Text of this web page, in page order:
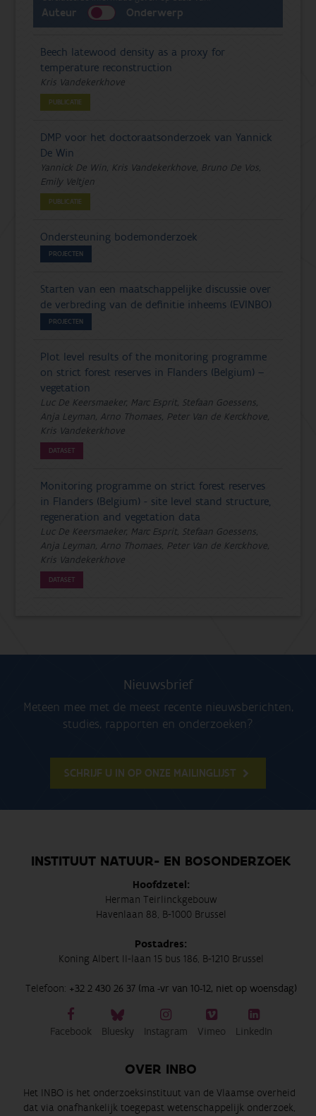
Auteur Onderwerp
Beech latewood density as a proxy for
temperature reconstruction
Kris Vandekerkhove
PUBLICATIE
DMP voor het doctoraatsonderzoek van Yannick
De Win
Yannick De Win, Kris Vandekerkhove, Bruno De Vos,
Emily Veltjen
PUBLICATIE
Ondersteuning bodemonderzoek
PROJECTEN
Starten van een maatschappelijke discussie over
de verbreding van de definitie inheems (EVINBO)
PROJECTEN
Plot level results of the monitoring programme
on strict forest reserves in Flanders (Belgium) –
vegetation
Luc De Keersmaeker, Marc Esprit, Stefaan Goessens,
Anja Leyman, Arno Thomaes, Peter Van de Kerckhove,
Kris Vandekerkhove
DATASET
Monitoring programme on strict forest reserves
in Flanders (Belgium) - site level stand structure,
regeneration and vegetation data
Luc De Keersmaeker, Marc Esprit, Stefaan Goessens,
Anja Leyman, Arno Thomaes, Peter Van de Kerckhove,
Kris Vandekerkhove
DATASET
Nieuwsbrief
Meteen mee met de meest recente nieuwsberichten,
studies, rapporten en onderzoeken?
SCHRIJF U IN OP ONZE MAILINGLIJST
INSTITUUT NATUUR- EN BOSONDERZOEK
Hoofdzetel:
Herman Teirlinckgebouw
Havenlaan 88, B-1000 Brussel
Postadres:
Koning Albert II-laan 15 bus 186, B-1210 Brussel
Telefoon: +32 2 430 26 37 (ma -vr van 10-12, niet op woensdag)
Facebook Bluesky Instagram Vimeo LinkedIn
OVER INBO
Het INBO is het onderzoeksinstituut van de Vlaamse overheid
dat via onafhankelijk toegepast wetenschappelijk onderzoek,